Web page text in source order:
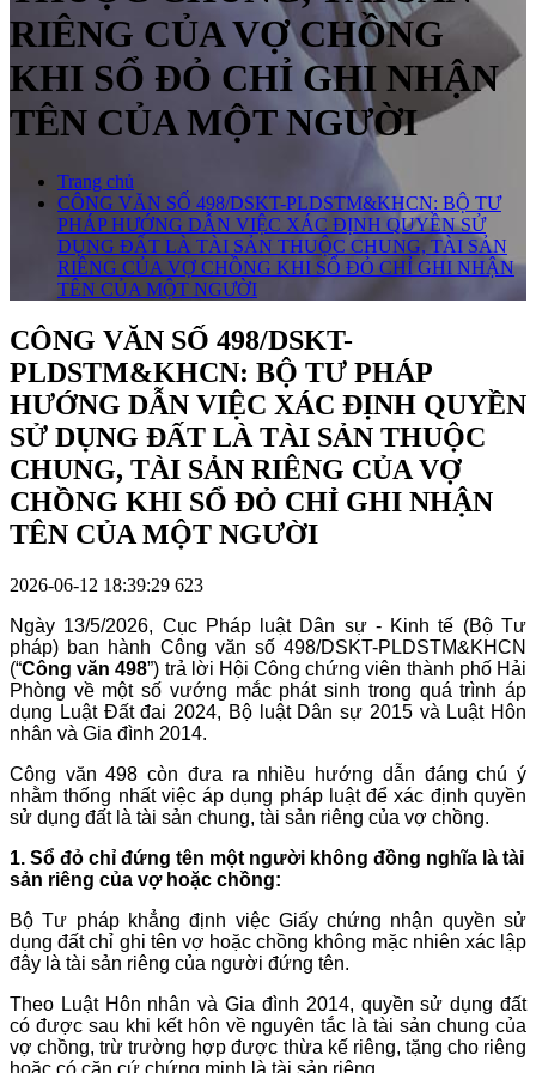
RIÊNG CỦA VỢ CHỒNG
KHI SỔ ĐỎ CHỈ GHI NHẬN
TÊN CỦA MỘT NGƯỜI
Trang chủ
CÔNG VĂN SỐ 498/DSKT-PLDSTM&KHCN: BỘ TƯ
PHÁP HƯỚNG DẪN VIỆC XÁC ĐỊNH QUYỀN SỬ
DỤNG ĐẤT LÀ TÀI SẢN THUỘC CHUNG, TÀI SẢN
RIÊNG CỦA VỢ CHỒNG KHI SỔ ĐỎ CHỈ GHI NHẬN
TÊN CỦA MỘT NGƯỜI
CÔNG VĂN SỐ 498/DSKT-
PLDSTM&KHCN: BỘ TƯ PHÁP
HƯỚNG DẪN VIỆC XÁC ĐỊNH QUYỀN
SỬ DỤNG ĐẤT LÀ TÀI SẢN THUỘC
CHUNG, TÀI SẢN RIÊNG CỦA VỢ
CHỒNG KHI SỔ ĐỎ CHỈ GHI NHẬN
TÊN CỦA MỘT NGƯỜI
2026-06-12 18:39:29 623
Ngày 13/5/2026, Cục Pháp luật Dân sự - Kinh tế (Bộ Tư
pháp) ban hành Công văn số 498/DSKT-PLDSTM&KHCN
(“Công văn 498”) trả lời Hội Công chứng viên thành phố Hải
Phòng về một số vướng mắc phát sinh trong quá trình áp
dụng Luật Đất đai 2024, Bộ luật Dân sự 2015 và Luật Hôn
nhân và Gia đình 2014.
Công văn 498 còn đưa ra nhiều hướng dẫn đáng chú ý
nhằm thống nhất việc áp dụng pháp luật để xác định quyền
sử dụng đất là tài sản chung, tài sản riêng của vợ chồng.
1. Sổ đỏ chỉ đứng tên một người không đồng nghĩa là tài
sản riêng của vợ hoặc chồng:
Bộ Tư pháp khẳng định việc Giấy chứng nhận quyền sử
dụng đất chỉ ghi tên vợ hoặc chồng không mặc nhiên xác lập
đây là tài sản riêng của người đứng tên.
Theo Luật Hôn nhân và Gia đình 2014, quyền sử dụng đất
có được sau khi kết hôn về nguyên tắc là tài sản chung của
vợ chồng, trừ trường hợp được thừa kế riêng, tặng cho riêng
hoặc có căn cứ chứng minh là tài sản riêng.